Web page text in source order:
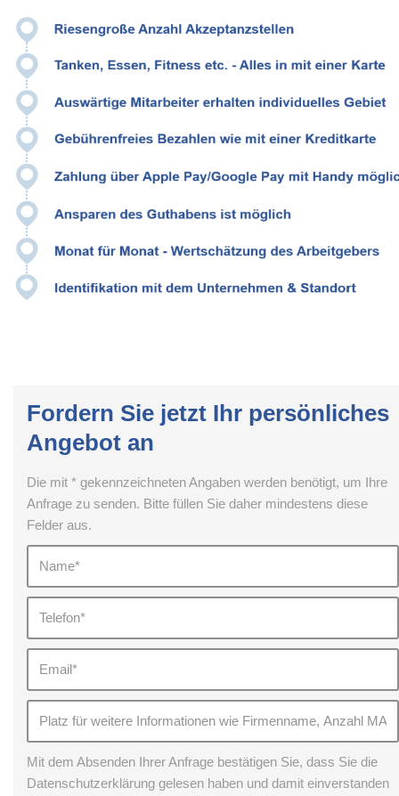
Fordern Sie jetzt Ihr persönliches
Angebot an
Die mit * gekennzeichneten Angaben werden benötigt, um Ihre
Anfrage zu senden. Bitte füllen Sie daher mindestens diese
Felder aus.
Mit dem Absenden Ihrer Anfrage bestätigen Sie, dass Sie die
Datenschutzerklärung gelesen haben und damit einverstanden